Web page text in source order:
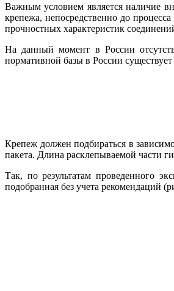
Важным условием является наличие
крепежа, непосредственно до
прочностных характеристик
На данный момент в России
нормативной базы в России
Крепеж должен подбираться в
пакета. Длина расклепываемой части
Так, по результатам проведенного
подобранная без учета рекомендаций